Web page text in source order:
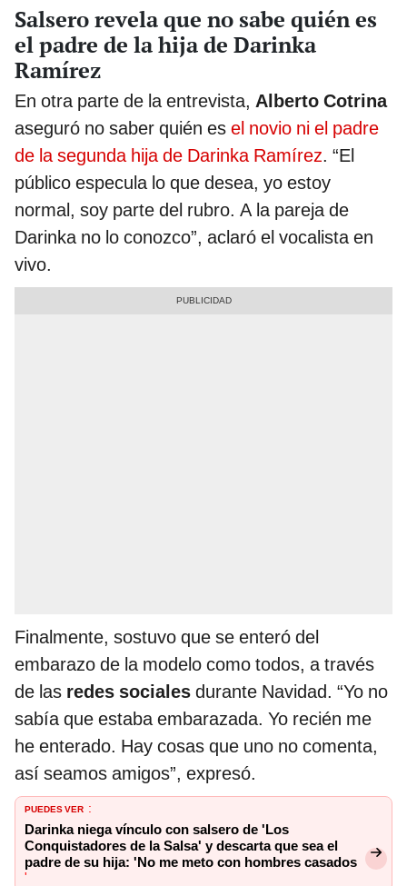
Salsero revela que no sabe quién es
el padre de la hija de Darinka
Ramírez
En otra parte de la entrevista, Alberto Cotrina
aseguró no saber quién es el novio ni el padre
de la segunda hija de Darinka Ramírez. “El
público especula lo que desea, yo estoy
normal, soy parte del rubro. A la pareja de
Darinka no lo conozco”, aclaró el vocalista en
vivo.
Finalmente, sostuvo que se enteró del
embarazo de la modelo como todos, a través
de las redes sociales durante Navidad. “Yo no
sabía que estaba embarazada. Yo recién me
he enterado. Hay cosas que uno no comenta,
así seamos amigos”, expresó.
PUEDES VER :
Darinka niega vínculo con salsero de 'Los
Conquistadores de la Salsa' y descarta que sea el
padre de su hija: 'No me meto con hombres casados
'